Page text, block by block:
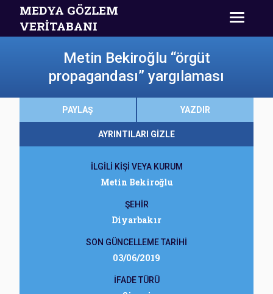
MEDYA GÖZLEM
VERİTABANI
Metin Bekiroğlu “örgüt
propagandası” yargılaması
PAYLAŞ YAZDIR
AYRINTILARI GİZLE
İLGİLİ KİŞİ VEYA KURUM
Metin Bekiroğlu
ŞEHİR
Diyarbakır
SON GÜNCELLEME TARİHİ
03/06/2019
İFADE TÜRÜ